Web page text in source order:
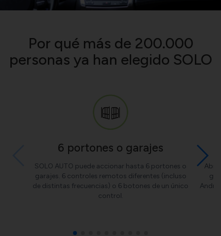
Por qué más de 200.000
personas ya han elegido SOLO
6 portones o garajes
SOLO AUTO puede accionar hasta 6 portones o
garajes. 6 controles remotos diferentes (incluso
de distintas frecuencias) o 6 botones de un único
control.